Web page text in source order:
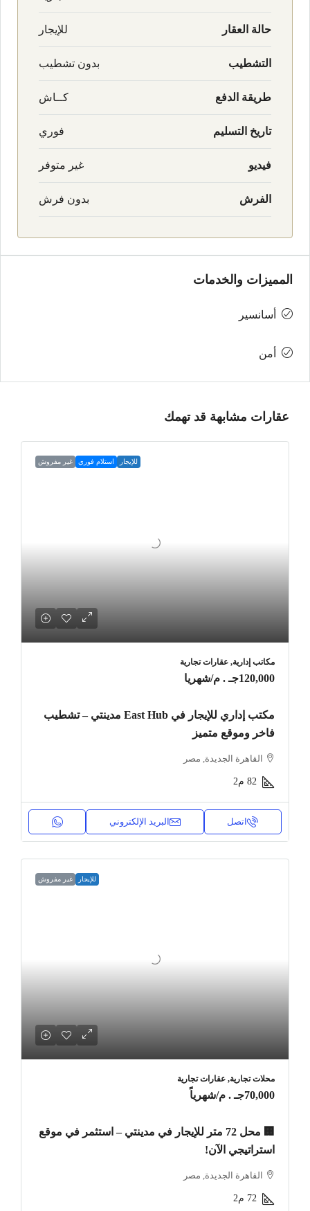
حالة العقار للإيجار
التشطيب بدون تشطيب
طريقة الدفع كــاش
تاريخ التسليم فوري
فيديو غير متوفر
الفرش بدون فرش
المميزات والخدمات
أسانسير
أمن
عقارات مشابهة قد تهمك
للإيجار استلام فوري غير مفروش
مكاتب إدارية, عقارات تجارية
120,000جـ . م /شهريا
مكتب إداري للإيجار في East Hub مدينتي – تشطيب
فاخر وموقع متميز
القاهرة الجديدة, مصر
82 م2
اتصل البريد الإلكتروني
للإيجار غير مفروش
محلات تجارية, عقارات تجارية
70,000جـ . م /شهرياً
🏢 محل 72 متر للإيجار في مدينتي – استثمر في موقع
استراتيجي الآن!
القاهرة الجديدة, مصر
72 م2